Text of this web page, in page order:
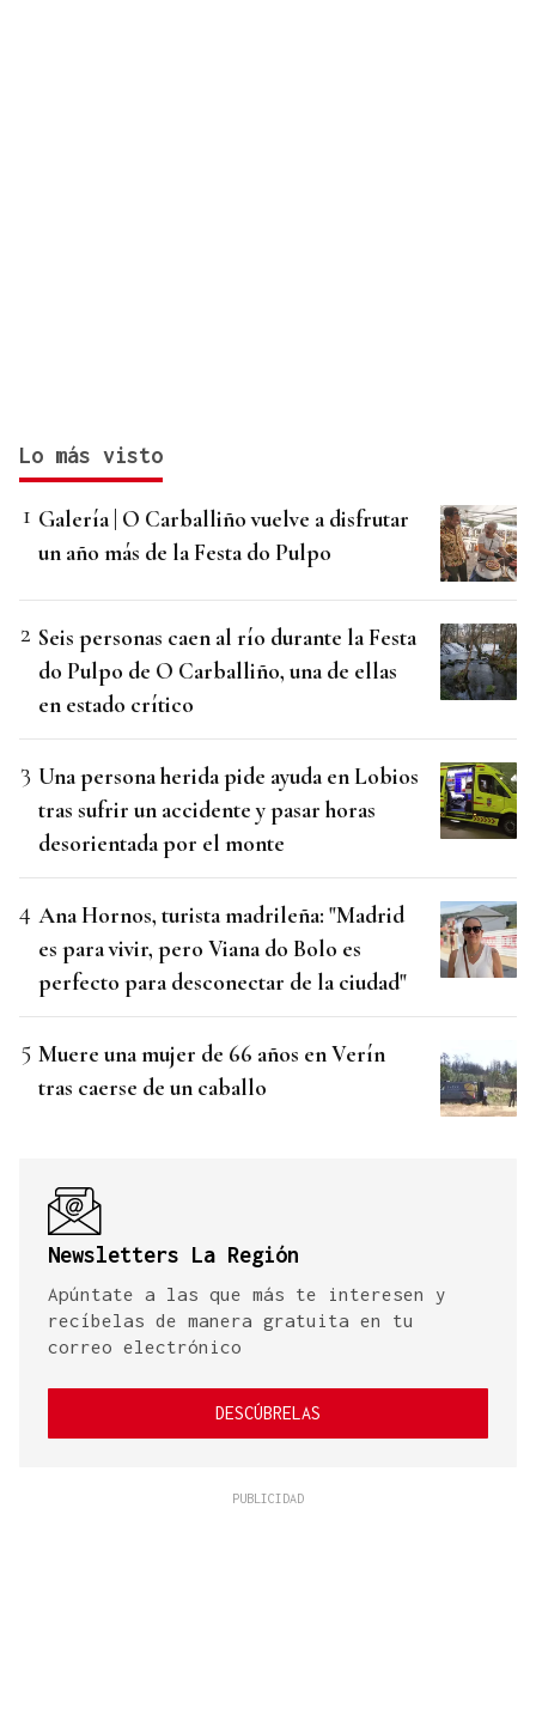
Lo más visto
Galería | O Carballiño vuelve a disfrutar
un año más de la Festa do Pulpo
Seis personas caen al río durante la Festa
do Pulpo de O Carballiño, una de ellas
en estado crítico
Una persona herida pide ayuda en Lobios
tras sufrir un accidente y pasar horas
desorientada por el monte
Ana Hornos, turista madrileña: "Madrid
es para vivir, pero Viana do Bolo es
perfecto para desconectar de la ciudad"
Muere una mujer de 66 años en Verín
tras caerse de un caballo
Newsletters La Región
Apúntate a las que más te interesen y
recíbelas de manera gratuita en tu
correo electrónico
DESCÚBRELAS